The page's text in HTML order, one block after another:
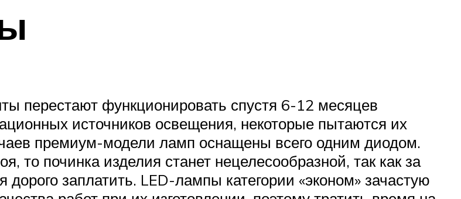
перестают функционировать спустя 6-12 месяцев
источников освещения, некоторые пытаются их
премиум-модели ламп оснащены всего одним диодом.
то починка изделия станет нецелесообразной, так как за
заплатить. LED-лампы категории «эконом» зачастую